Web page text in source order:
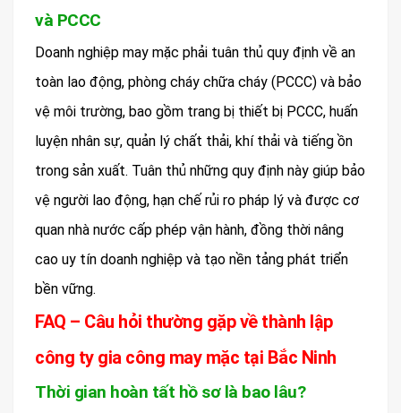
và PCCC
Doanh nghiệp may mặc phải tuân thủ quy định về an
toàn lao động, phòng cháy chữa cháy (PCCC) và bảo
vệ môi trường, bao gồm trang bị thiết bị PCCC, huấn
luyện nhân sự, quản lý chất thải, khí thải và tiếng ồn
trong sản xuất. Tuân thủ những quy định này giúp bảo
vệ người lao động, hạn chế rủi ro pháp lý và được cơ
quan nhà nước cấp phép vận hành, đồng thời nâng
cao uy tín doanh nghiệp và tạo nền tảng phát triển
bền vững.
FAQ – Câu hỏi thường gặp về thành lập
công ty gia công may mặc tại Bắc Ninh
Thời gian hoàn tất hồ sơ là bao lâu?